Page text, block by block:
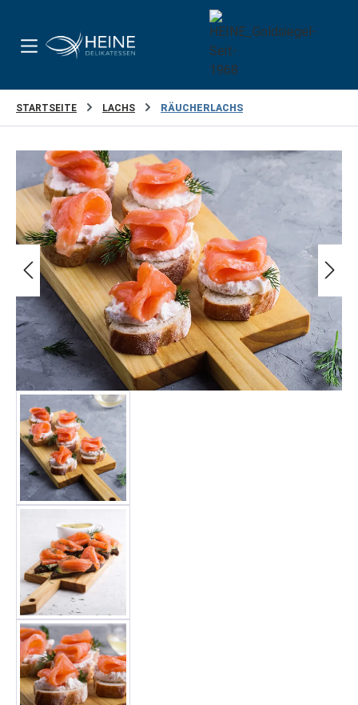
STARTSEITE LACHS RÄUCHERLACHS
Bildergalerie überspringen